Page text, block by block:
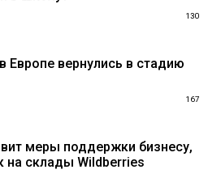
130
Европе вернулись в стадию
167
меры поддержки бизнесу,
на склады Wildberries